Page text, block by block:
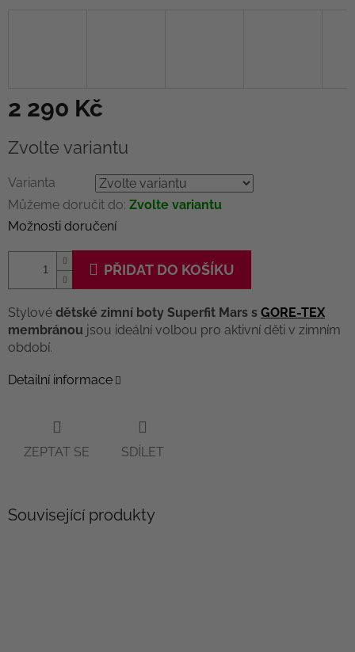
2 290 Kč
cena:
Zvolte variantu
Varianta
Můžeme doručit do: Zvolte variantu
Možnosti doručení
PŘIDAT DO KOŠÍKU
Stylové dětské zimní boty Superfit Mars s GORE-TEX
membránou jsou ideální volbou pro aktivní děti v zimním
období.
Detailní informace
ZEPTAT SE SDÍLET
Související produkty